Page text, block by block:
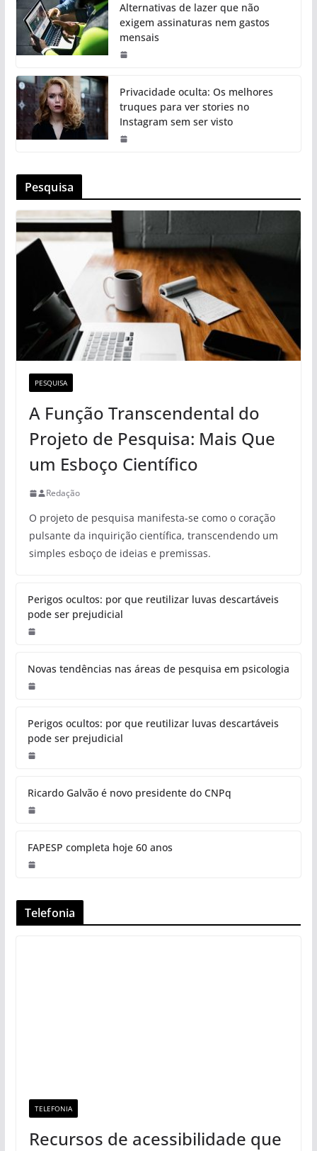
Alternativas de lazer que não
exigem assinaturas nem gastos
mensais
Privacidade oculta: Os melhores
truques para ver stories no
Instagram sem ser visto
Pesquisa
PESQUISA
A Função Transcendental do
Projeto de Pesquisa: Mais Que
um Esboço Científico
Redação
O projeto de pesquisa manifesta-se como o coração
pulsante da inquirição científica, transcendendo um
simples esboço de ideias e premissas.
Perigos ocultos: por que reutilizar luvas descartáveis
pode ser prejudicial
Novas tendências nas áreas de pesquisa em psicologia
Perigos ocultos: por que reutilizar luvas descartáveis
pode ser prejudicial
Ricardo Galvão é novo presidente do CNPq
FAPESP completa hoje 60 anos
Telefonia
TELEFONIA
Recursos de acessibilidade que